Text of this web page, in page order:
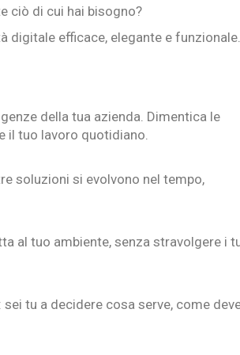
ciò di cui hai bisogno?
digitale efficace, elegante e funzionale.
della tua azienda. Dimentica le
il tuo lavoro quotidiano.
soluzioni si evolvono nel tempo,
al tuo ambiente, senza stravolgere i
tu a decidere cosa serve, come